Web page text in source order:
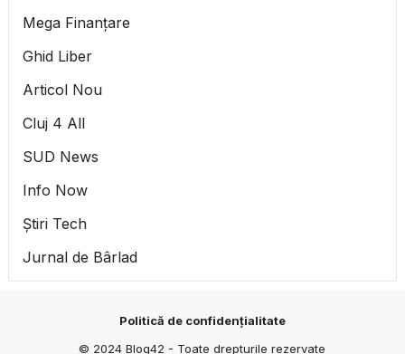
Mega Finanțare
Ghid Liber
Articol Nou
Cluj 4 All
SUD News
Info Now
Știri Tech
Jurnal de Bârlad
Politică de confidențialitate
© 2024Blog42 - Toate drepturile rezervate